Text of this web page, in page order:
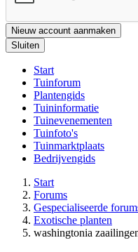
Nieuw account aanmaken
Sluiten
Start
Tuinforum
Plantengids
Tuininformatie
Tuinevenementen
Tuinfoto's
Tuinmarktplaats
Bedrijvengids
Start
Forums
Gespecialiseerde
Exotische planten
washingtonia